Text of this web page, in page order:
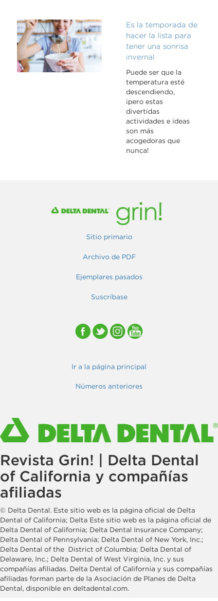
Es la temporada de
hacer la lista para
tener una sonrisa
invernal
Puede ser que la
temperatura esté
descendiendo,
¡pero estas
divertidas
actividades e ideas
son más
acogedoras que
nunca!
Sitio primario
Archivo de PDF
Ejemplares pasados
Suscríbase
Ir a la página principal
Números anteriores
Revista Grin! | Delta Dental
of California y compañías
afiliadas
© Delta Dental. Este sitio web es la página oficial de Delta
Dental of California; Delta Este sitio web es la página oficial de
Delta Dental of California; Delta Dental Insurance Company;
Delta Dental of Pennsylvania; Delta Dental of New York, Inc.;
Delta Dental of the District of Columbia; Delta Dental of
Delaware, Inc.; Delta Dental of West Virginia, Inc. y sus
compañías afiliadas. Delta Dental of California y sus compañías
afiliadas forman parte de la Asociación de Planes de Delta
Dental, disponible en deltadental.com.